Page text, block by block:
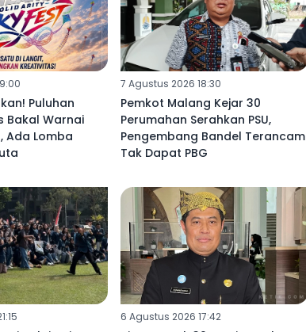
Puluhan
Bakal Warnai
Ada Lomba
7 Agustus 2026 18:30
Pemkot Malang Kejar 30
Perumahan Serahkan PSU,
Pengembang Bandel Terancam
Tak Dapat PBG
6 Agustus 2026 17:42